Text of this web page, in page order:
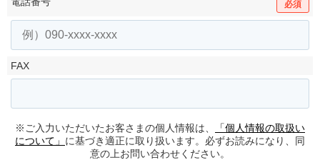
必須
FAX
※ご入力いただいたお客さまの個人情報は、
「個人情報の取扱い
について」 に基づき適正に取り扱います。必ずお読みになり、同
意の上お問い合わせください。